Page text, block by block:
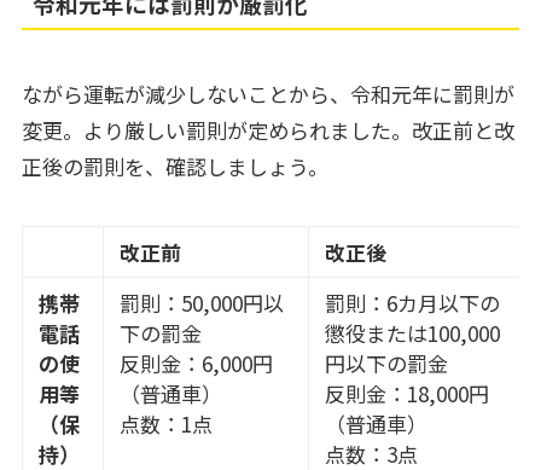
ながら運転が減少しないことから、令和元年に罰則が
変更。より厳しい罰則が定められました。改正前と改
正後の罰則を、確認しましょう。
改正前
改正後
携帯
電話
の使
用等
（保
持）
罰則：50,000円以
下の罰金
反則金：6,000円
（普通車）
点数：1点
罰則：6カ月以下の
懲役または100,000
円以下の罰金
反則金：18,000円
（普通車）
点数：3点